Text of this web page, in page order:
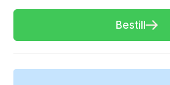
Bestill